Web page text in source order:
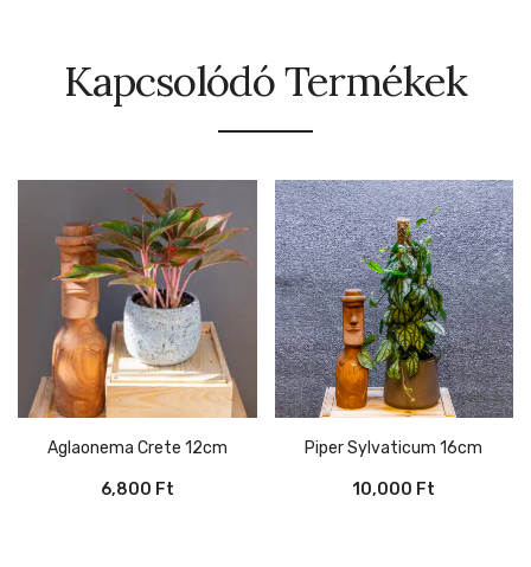
Kapcsolódó Termékek
Aglaonema Crete 12cm
6,800 Ft
Piper Sylvaticum 16cm
10,000 Ft